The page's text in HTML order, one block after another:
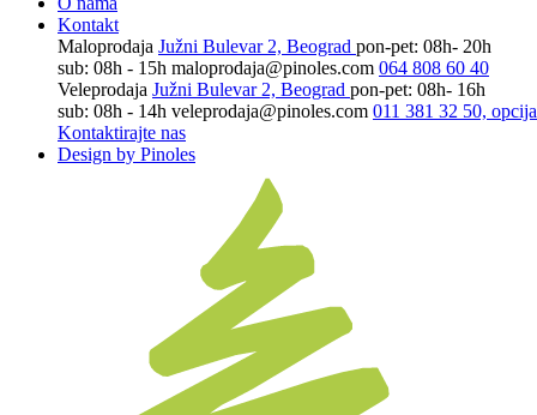
Kontakt
Maloprodaja Južni Bulevar 2, Beograd pon-pet: 08h- 20h
sub: 08h - 15h maloprodaja@pinoles.com 064 808 60 40
Veleprodaja Južni Bulevar 2, Beograd pon-pet: 08h- 16h
sub: 08h - 14h veleprodaja@pinoles.com 011 381 32 50,
Kontaktirajte nas
Design by Pinoles